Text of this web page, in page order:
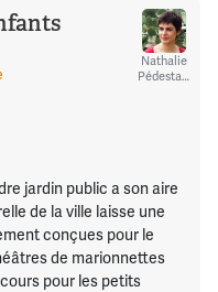
Nathalie
Pédestarres
jardin public a son aire
de la ville laisse une
conçues pour le
de marionnettes
pour les petits